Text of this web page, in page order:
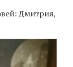
Дмитрия,